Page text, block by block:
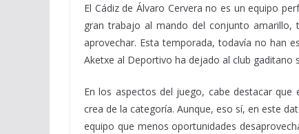
El Cádiz de Álvaro Cervera no es un equipo
gran trabajo al mando del conjunto amarillo,
aprovechar. Esta temporada, todavía no han
Aketxe al Deportivo ha dejado al club gaditano
En los aspectos del juego, cabe destacar
crea de la categoría. Aunque, eso sí, en este
equipo que menos oportunidades